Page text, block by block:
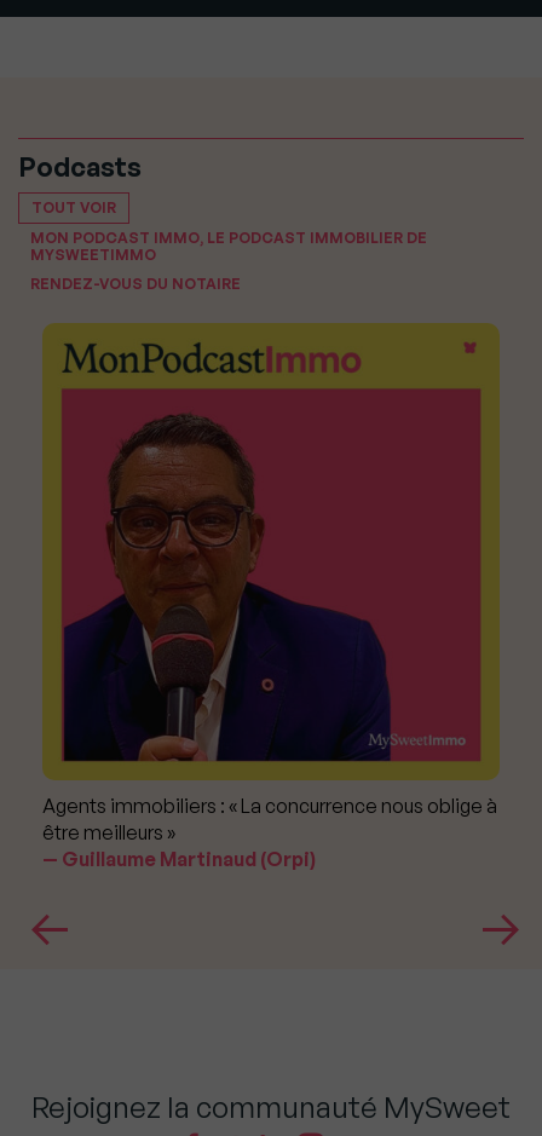
Podcasts
TOUT VOIR
MON PODCAST IMMO, LE PODCAST IMMOBILIER DE
MYSWEETIMMO
RENDEZ-VOUS DU NOTAIRE
Agents immobiliers : « La concurrence nous oblige à
être meilleurs »
Guillaume Martinaud (Orpi)
Rejoignez la communauté MySweet